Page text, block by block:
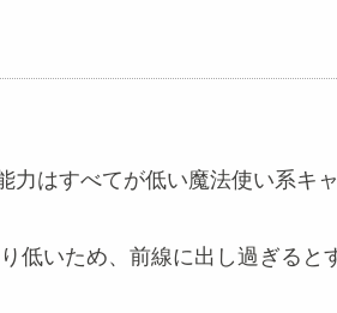
力はすべてが低い魔法使い系キャ
低いため、前線に出し過ぎると